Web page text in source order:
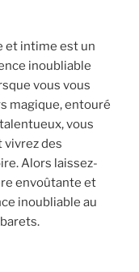
et intime est un
inoubliable
vous vous
magique, entouré
vous
des
Alors laissez-
envoûtante et
inoubliable au